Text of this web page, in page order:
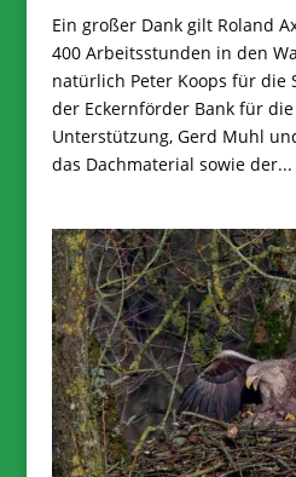
Ein großer Dank gilt Roland
400 Arbeitsstunden in den
natürlich Peter Koops für die
der Eckernförder Bank für
Unterstützung, Gerd Muhl
das Dachmaterial sowie der...